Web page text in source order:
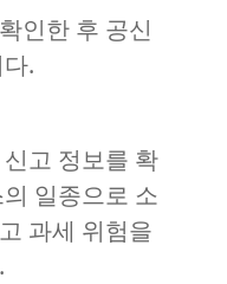
인한 후 공신
.
고 정보를 확
일종으로 소
과세 위험을